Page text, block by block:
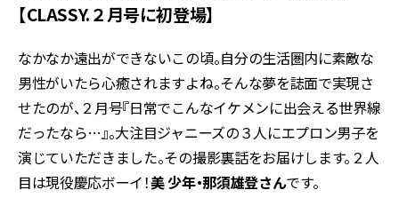
【CLASSY.２月号に初登場】
なかなか遠出ができないこの頃。自分の生活圏内に素敵な
男性がいたら心癒されますよね。そんな夢を誌面で実現さ
せたのが、２月号『日常でこんなイケメンに出会える世界線
だったなら…』。大注目ジャニーズの３人にエプロン男子を
演じていただきました。その撮影裏話をお届けします。２人
目は現役慶応ボーイ！美 少年・那須雄登さんです。